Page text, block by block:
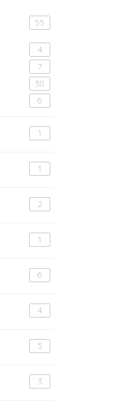
55
4
7
38
6
1
1
2
1
6
4
5
3